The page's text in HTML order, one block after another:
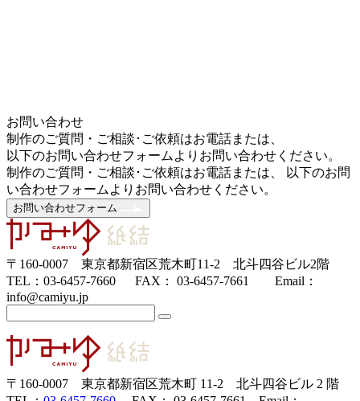
お問い合わせ
制作のご質問・ご相談･ご依頼はお電話または、
以下のお問い合わせフォームよりお問い合わせください。
制作のご質問・ご相談･ご依頼はお電話または、 以下のお問
い合わせフォームよりお問い合わせください。
お問い合わせフォーム
〒160-0007 東京都新宿区荒木町11-2 北斗四谷ビル2階
TEL：03-6457-7660 FAX： 03-6457-7661 Email：
info@camiyu.jp
〒160-0007 東京都新宿区荒木町 11-2 北斗四谷ビル 2 階